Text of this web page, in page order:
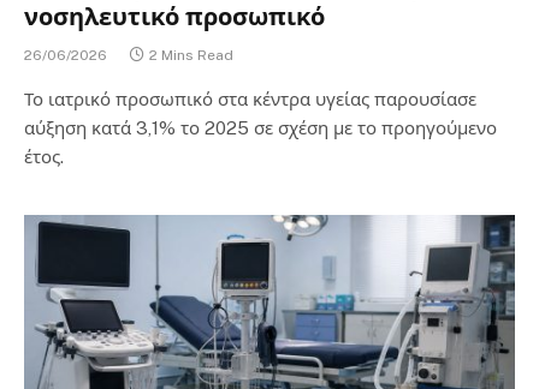
νοσηλευτικό προσωπικό
26/06/2026 2 Mins Read
Το ιατρικό προσωπικό στα κέντρα υγείας παρουσίασε
αύξηση κατά 3,1% το 2025 σε σχέση με το προηγούμενο
έτος.